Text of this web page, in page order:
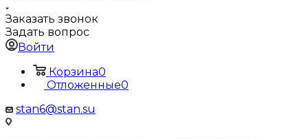
Заказать звонок
Задать вопрос
Войти
Корзина0
Отложенные0
stan6@stan.su